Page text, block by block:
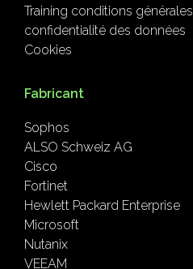
Training conditions générales
confidentialité des données
Cookies
Fabricant
Sophos
ALSO Schweiz AG
Cisco
Fortinet
Hewlett Packard Enterprise
Microsoft
Nutanix
VEEAM